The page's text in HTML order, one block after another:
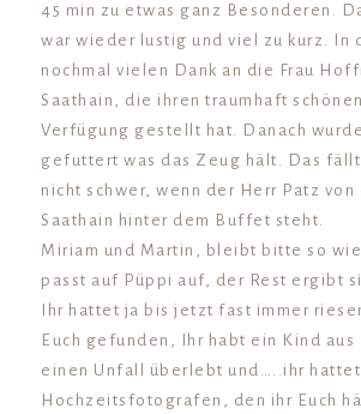
45 min zu etwas ganz Besonderen.
war wieder lustig und viel zu kurz. In
nochmal vielen Dank an die Frau
Saathain, die ihren traumhaft
Verfügung gestellt hat. Danach
gefuttert was das Zeug hält. Das
nicht schwer, wenn der Herr Patz von
Saathain hinter dem Buffet steht.
Miriam und Martin, bleibt bitte so
passt auf Püppi auf, der Rest ergibt
Ihr hattet ja bis jetzt fast immer
Euch gefunden, Ihr habt ein Kind aus
einen Unfall überlebt und…..ihr
Hochzeitsfotografen, den ihr Euch